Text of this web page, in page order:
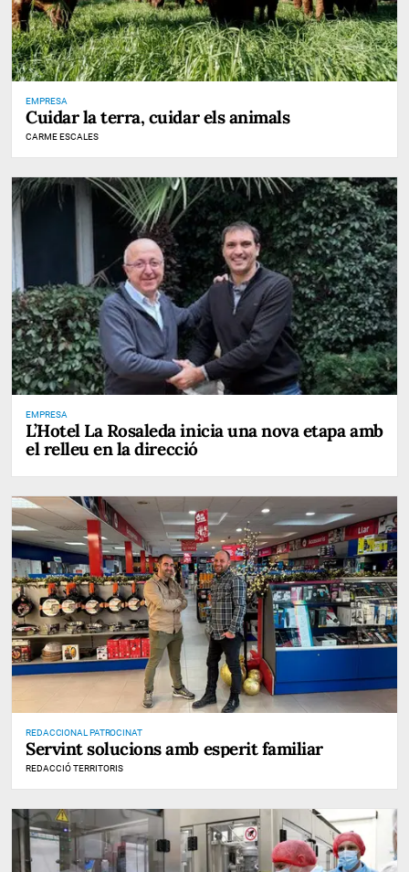
EMPRESA
Cuidar la terra, cuidar els animals
CARME ESCALES
EMPRESA
L’Hotel La Rosaleda inicia una nova etapa amb
el relleu en la direcció
REDACCIONAL PATROCINAT
Servint solucions amb esperit familiar
REDACCIÓ TERRITORIS